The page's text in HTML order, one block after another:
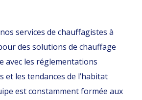
services de chauffagistes à
des solutions de chauffage
avec les réglementations
et les tendances de l’habitat
est constamment formée aux